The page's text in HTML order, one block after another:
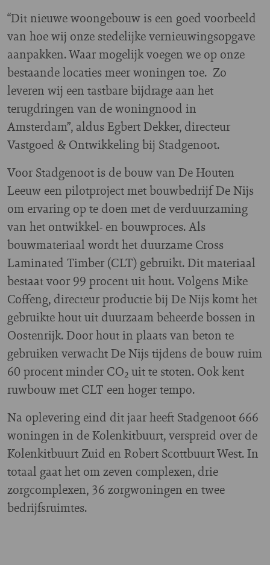
“Dit nieuwe woongebouw is een goed voorbeeld
van hoe wij onze stedelijke vernieuwingsopgave
aanpakken. Waar mogelijk voegen we op onze
bestaande locaties meer woningen toe. Zo
leveren wij een tastbare bijdrage aan het
terugdringen van de woningnood in
Amsterdam”, aldus Egbert Dekker, directeur
Vastgoed & Ontwikkeling bij Stadgenoot.
Voor Stadgenoot is de bouw van De Houten
Leeuw een pilotproject met bouwbedrijf De Nijs
om ervaring op te doen met de verduurzaming
van het ontwikkel- en bouwproces. Als
bouwmateriaal wordt het duurzame Cross
Laminated Timber (CLT) gebruikt. Dit materiaal
bestaat voor 99 procent uit hout. Volgens Mike
Coffeng, directeur productie bij De Nijs komt het
gebruikte hout uit duurzaam beheerde bossen in
Oostenrijk. Door hout in plaats van beton te
gebruiken verwacht De Nijs tijdens de bouw ruim
60 procent minder CO₂ uit te stoten. Ook kent
ruwbouw met CLT een hoger tempo.
Na oplevering eind dit jaar heeft Stadgenoot 666
woningen in de Kolenkitbuurt, verspreid over de
Kolenkitbuurt Zuid en Robert Scottbuurt West. In
totaal gaat het om zeven complexen, drie
zorgcomplexen, 36 zorgwoningen en twee
bedrijfsruimtes.